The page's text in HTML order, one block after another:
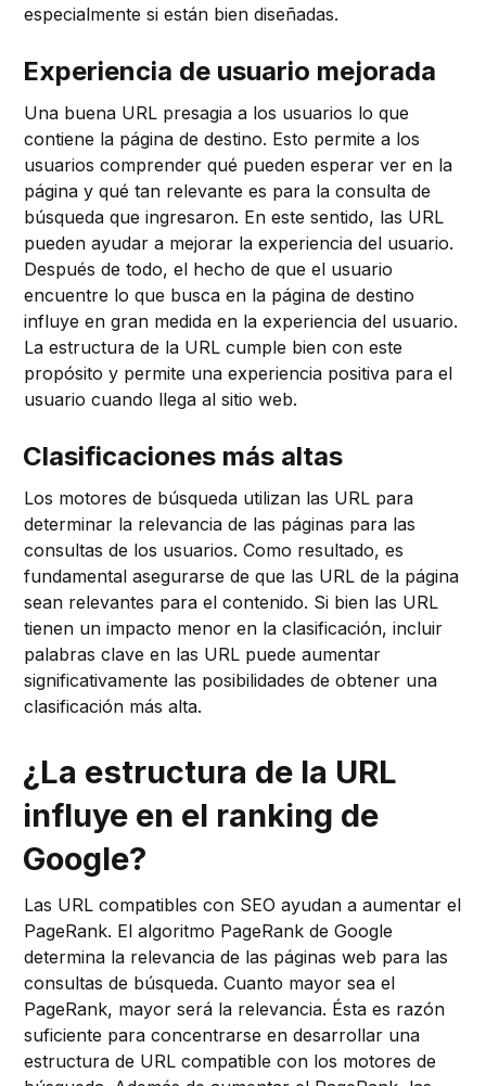
especialmente si están bien diseñadas.
Experiencia de usuario mejorada
Una buena URL presagia a los usuarios lo que
contiene la página de destino. Esto permite a los
usuarios comprender qué pueden esperar ver en la
página y qué tan relevante es para la consulta de
búsqueda que ingresaron. En este sentido, las URL
pueden ayudar a mejorar la experiencia del usuario.
Después de todo, el hecho de que el usuario
encuentre lo que busca en la página de destino
influye en gran medida en la experiencia del usuario.
La estructura de la URL cumple bien con este
propósito y permite una experiencia positiva para el
usuario cuando llega al sitio web.
Clasificaciones más altas
Los motores de búsqueda utilizan las URL para
determinar la relevancia de las páginas para las
consultas de los usuarios. Como resultado, es
fundamental asegurarse de que las URL de la página
sean relevantes para el contenido. Si bien las URL
tienen un impacto menor en la clasificación, incluir
palabras clave en las URL puede aumentar
significativamente las posibilidades de obtener una
clasificación más alta.
¿La estructura de la URL
influye en el ranking de
Google?
Las URL compatibles con SEO ayudan a aumentar el
PageRank. El algoritmo PageRank de Google
determina la relevancia de las páginas web para las
consultas de búsqueda. Cuanto mayor sea el
PageRank, mayor será la relevancia. Ésta es razón
suficiente para concentrarse en desarrollar una
estructura de URL compatible con los motores de